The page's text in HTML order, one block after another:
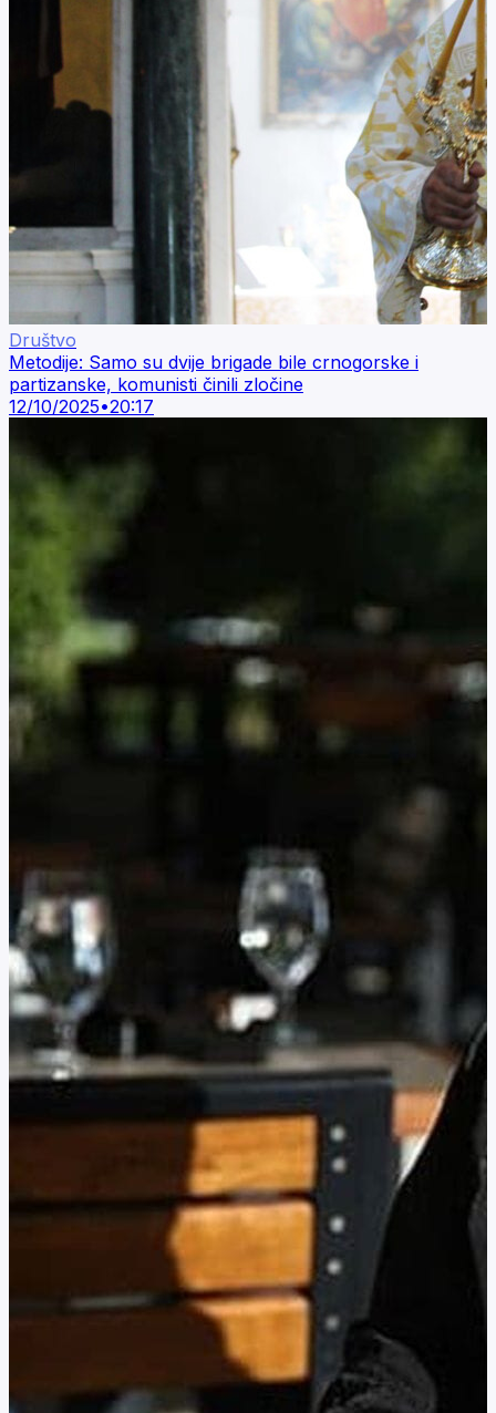
Društvo
Metodije: Samo su dvije brigade bile crnogorske i
partizanske, komunisti činili zločine
12/10/2025•20:17